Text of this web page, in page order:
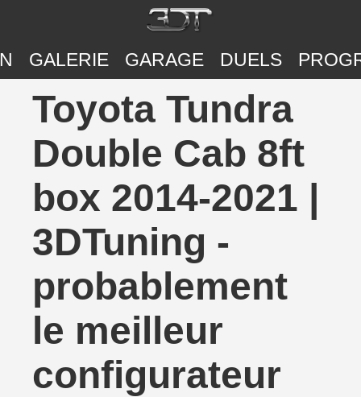
GALERIE GARAGE DUELS
Toyota Tundra
Double Cab 8ft
box 2014-2021 |
3DTuning -
probablement
le meilleur
configurateur